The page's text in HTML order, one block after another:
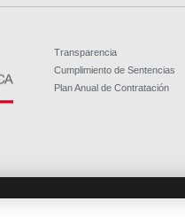
Transparencia
Cumplimiento de Sentencias
Plan Anual de Contratación